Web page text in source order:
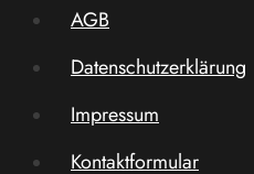
AGB
Datenschutzerklärung
Impressum
Kontaktformular